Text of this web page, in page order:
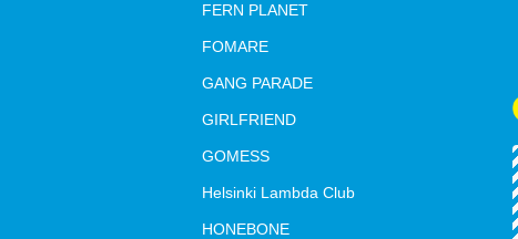
FERN PLANET
FOMARE
GANG PARADE
GIRLFRIEND
GOMESS
Helsinki Lambda Club
HONEBONE